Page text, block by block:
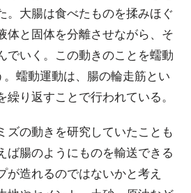
。大腸は食べたものを揉みほぐ
体と固体を分離させながら、そ
でいく。この動きのことを蠕動
蠕動運動は、腸の輪走筋とい
繰り返すことで行われている。
ズの動きを研究していたことも
ば腸のようにものを輸送できる
が造れるのではないかと考え